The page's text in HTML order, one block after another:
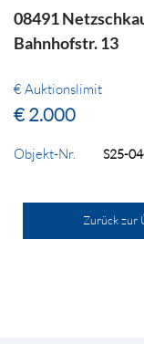
08491
Bahnhofstr. 13
€ Auktionslimit
€ 2.000
Objekt-Nr. S25-
Zurück zur